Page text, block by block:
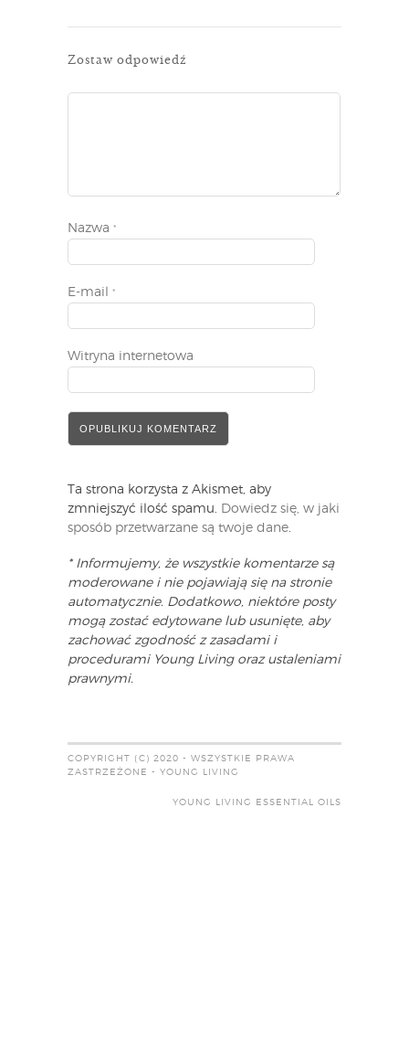
Zostaw odpowiedź
Nazwa *
E-mail *
Witryna internetowa
Ta strona korzysta z Akismet, aby
zmniejszyć ilość spamu. Dowiedz się, w jaki
sposób przetwarzane są twoje dane.
* Informujemy, że wszystkie komentarze są
moderowane i nie pojawiają się na stronie
automatycznie. Dodatkowo, niektóre posty
mogą zostać edytowane lub usunięte, aby
zachować zgodność z zasadami i
procedurami Young Living oraz ustaleniami
prawnymi.
COPYRIGHT (C) 2020 - WSZYSTKIE PRAWA
ZASTRZEŻONE - YOUNG LIVING
YOUNG LIVING ESSENTIAL OILS